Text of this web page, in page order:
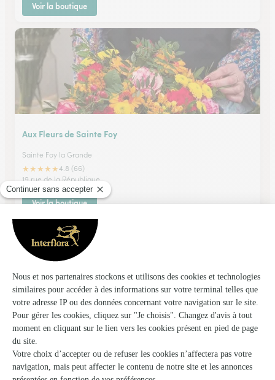
Voir la boutique
Aux Fleurs de Sainte Foy
Sainte Foy la Grande
★★★★★4.8 (66)
19 rue de la République
Voir la boutique
Calea’m
Virazeil
★★★★ ★4.9 (42)
Lieu dit Le Milhan